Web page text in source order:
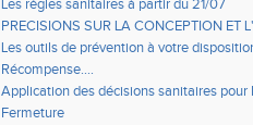
Les règles sanitaires à partir du 21/07
PRECISIONS SUR LA CONCEPTION ET
DE LANCERS DE DISQUE ET DE
Les outils de prévention à votre
violences dans le sport
Récompense....
Application des décisions sanitaires pour
janvier
Fermeture